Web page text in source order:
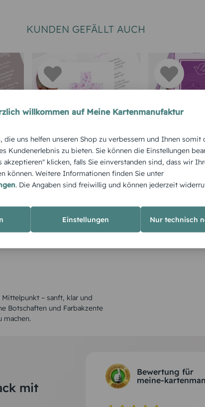
KUNDEN GEFÄLLT AUCH
Blumenkreuz
– sanft, klar und
Botschaften und Farbakzente
machen.
mit
Bewertung für
meine-
willkommen auf Meine Kartenmanufaktur
die uns helfen unseren Shop zu verbessern und Ihnen somit
Kundenerlebnis zu bieten. Sie können die Einstellungen
akzeptieren" klicken, falls Sie einverstanden sind, dass wir
können. Weitere Informationen finden Sie unter
. Die Angaben sind freiwillig und können jederzeit
Einstellungen Nur technisch